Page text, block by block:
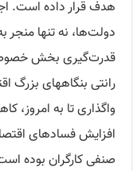
دولت‌ها، نه تنها
قدرت‌گیری بخش خصوصی
رانتی بنگاههای بزرگ
واگذاری تا به
افزایش فسادهای
صنفی کارگران بوده